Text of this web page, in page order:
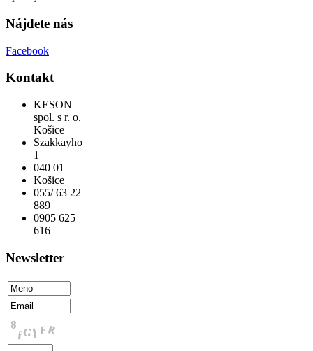
Nájdete nás
Facebook
Kontakt
KESON
spol. s r. o.
Košice
Szakkayho
1
040 01
Košice
055/ 63 22
889
0905 625
616
Newsletter